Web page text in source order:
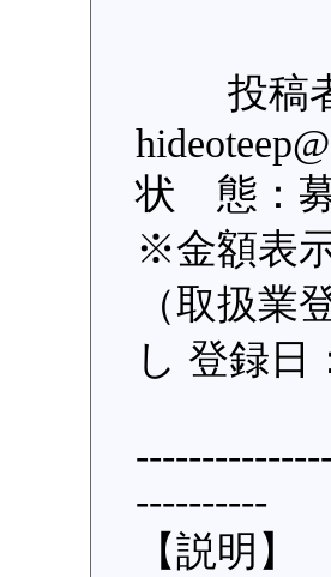
投稿者
状 態：募
※金額表
（取扱業
し 登録日
----------
【説明】